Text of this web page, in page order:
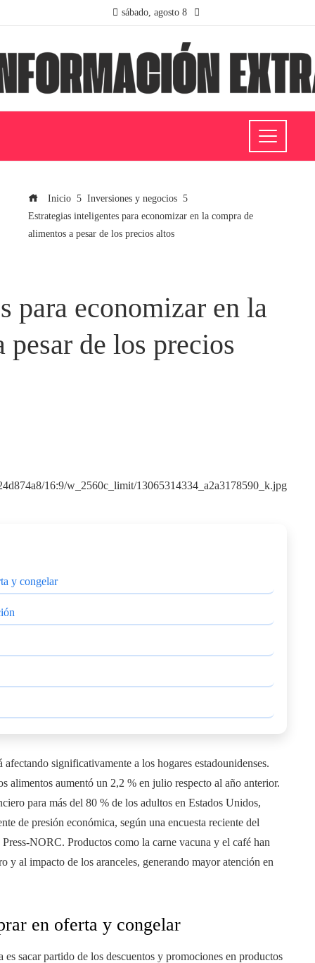
sábado, agosto 8
Inicio
Inversiones y negocios
Estrategias inteligentes para economizar en la compra de
alimentos a pesar de los precios altos
para economizar en la
de los precios
y congelar
significativamente a los hogares estadounidenses.
alimentos aumentó un 2,2 % en julio respecto al año anterior.
para más del 80 % de los adultos en Estados Unidos,
de presión económica, según una encuesta reciente del
NORC. Productos como la carne vacuna y el café han
y al impacto de los aranceles, generando mayor atención en
en oferta y congelar
sacar partido de los descuentos y promociones en productos